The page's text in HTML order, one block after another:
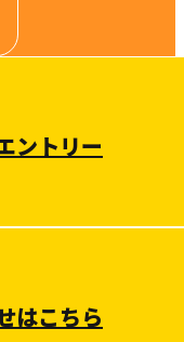
ントリー
はこちら